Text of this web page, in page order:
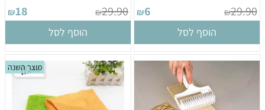
₪29.90
₪6
הוסף לסל
₪29.90
₪18
הוסף לסל
מוצר השנה